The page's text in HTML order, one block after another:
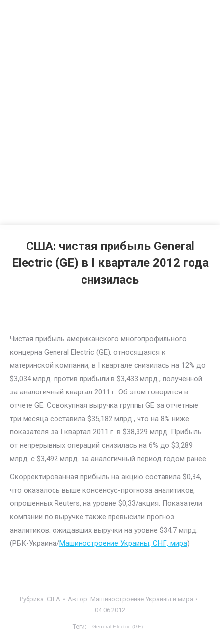
США: чистая прибыль General
Electric (GE) в I квартале 2012 года
снизилась
Чистая прибыль американского многопрофильного
концерна General Electric (GE), относящаяся к
материнской компании, в I квартале снизилась на 12% до
$3,034 млрд. против прибыли в $3,433 млрд., полученной
за аналогичный квартал 2011 г. Об этом говорится в
отчете GE. Совокупная выручка группы GE за отчетные
три месяца составила $35,182 млрд., что на 8% ниже
показателя за I квартал 2011 г. в $38,329 млрд. Прибыль
от непрерывных операций снизилась на 6% до $3,289
млрд. с $3,492 млрд. за аналогичный период годом ранее.
Скорректированная прибыль на акцию составила $0,34,
что оказалось выше консенсус-прогноза аналитиков,
опрошенных Reuters, на уровне $0,33/акция. Показатели
компании по выручке также превысили прогноз
аналитиков, ожидавших выручки на уровне $34,7 млрд.
(РБК-Украина/Машиностроение Украины, СНГ, мира)
Рубрика: США Автор: Машиностроение Украины и мира
04.06.2012
Теги: General Electric (GE)